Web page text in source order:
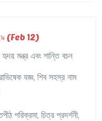
(Feb 12)
মন্ত্র এবং শান্তি বচন
যজ্ঞ, শিব সহস্র নাম
পরিক্রমা, চিত্র প্রদর্শনী,